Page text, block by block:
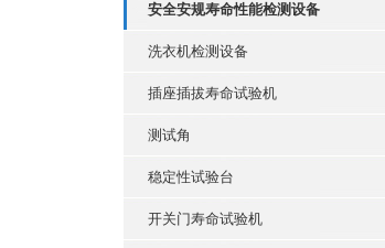
安全安规寿命性能检测设备
洗衣机检测设备
插座插拔寿命试验机
测试角
稳定性试验台
开关门寿命试验机